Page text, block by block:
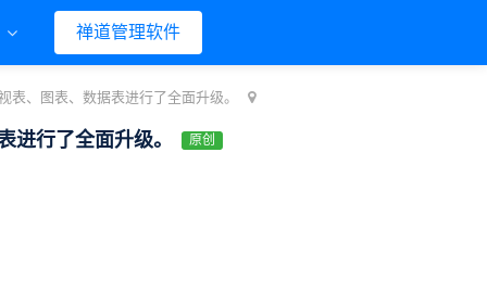
禅道管理软件
表、图表、数据表进行了全面升级。
进行了全面升级。 原创